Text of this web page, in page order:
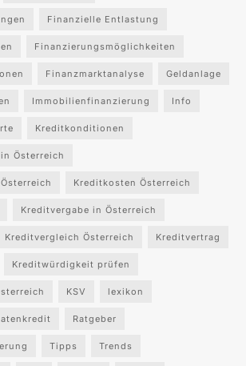
Finanzielle Entlastung
Finanzierungsmöglichkeiten
Finanzmarktanalyse Geldanlage
Immobilienfinanzierung Info
Kreditkonditionen
Österreich
Kreditkosten Österreich
Kreditvergabe in Österreich
Kreditvergleich Österreich Kreditvertrag
Kreditwürdigkeit prüfen
KSV lexikon
Ratgeber
Tipps Trends